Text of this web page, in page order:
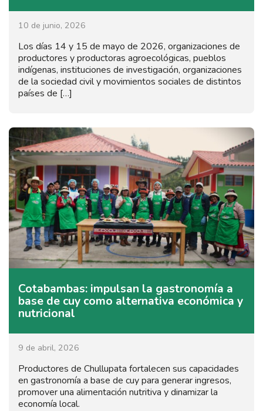
10 de junio, 2026
Los días 14 y 15 de mayo de 2026, organizaciones de
productores y productoras agroecológicas, pueblos
indígenas, instituciones de investigación, organizaciones
de la sociedad civil y movimientos sociales de distintos
países de […]
Cotabambas: impulsan la gastronomía a
base de cuy como alternativa económica y
nutricional
9 de abril, 2026
Productores de Chullupata fortalecen sus capacidades
en gastronomía a base de cuy para generar ingresos,
promover una alimentación nutritiva y dinamizar la
economía local.